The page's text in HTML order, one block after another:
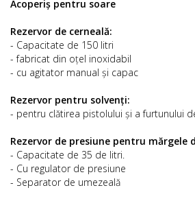
Acoperiș pentru soare
Rezervor de cerneală:
- Capacitate de 150 litri
- fabricat din oțel inoxidabil
- cu agitator manual și capac
Rezervor pentru solvenți:
- pentru clătirea pistolului și a furtunului
Rezervor de presiune pentru mărgele
- Capacitate de 35 de litri.
- Cu regulator de presiune
- Separator de umezeală